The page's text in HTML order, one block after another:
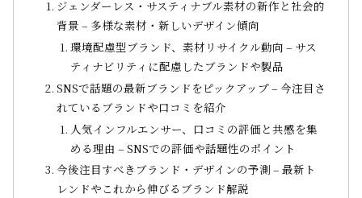
ジェンダーレス・サスティナブル素材の新作と社会的
背景 – 多様な素材・新しいデザイン傾向
環境配慮型ブランド、素材リサイクル動向 – サス
ティナビリティに配慮したブランドや製品
SNSで話題の最新ブランドをピックアップ – 今注目さ
れているブランドや口コミを紹介
人気インフルエンサー、口コミの評価と共感を集
める理由 – SNSでの評価や話題性のポイント
今後注目すべきブランド・デザインの予測 – 最新ト
レンドやこれから伸びるブランド解説